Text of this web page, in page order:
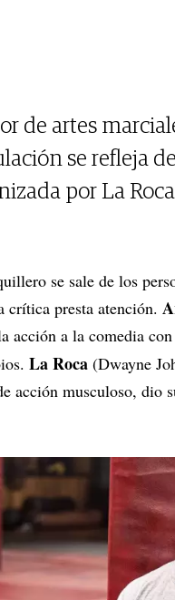
de artes
se refleja
por La
se sale de los
crítica presta atención.
acción a la comedia con
La Roca (Dwayne
acción musculoso, dio